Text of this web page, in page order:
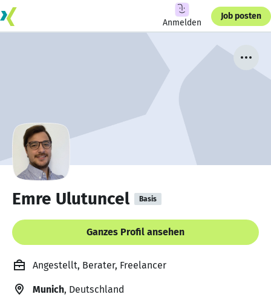
Anmelden
Job posten
Emre Ulutuncel Basis
Ganzes Profil ansehen
Angestellt, Berater, Freelancer
Munich, Deutschland